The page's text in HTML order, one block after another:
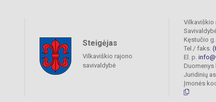
Steigėjas
Vilkaviškio rajono
savivaldybė
Vilkaviškio
Kęstučio
Tel./ faks.
El. p.
Juridinių
Įmonės